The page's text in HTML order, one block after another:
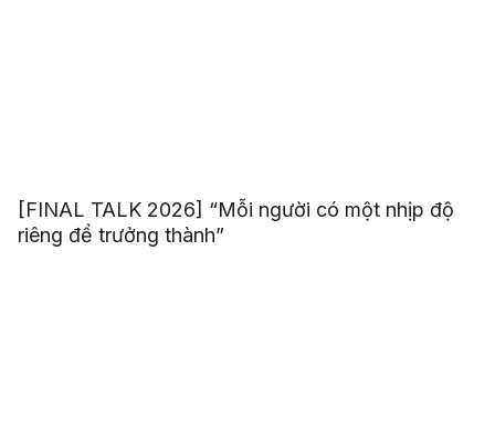
[FINAL TALK 2026] “Mỗi người có một nhịp độ
riêng để trưởng thành”